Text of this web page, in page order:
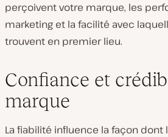
perçoivent votre marque, les
marketing et la facilité avec
trouvent en premier lieu.
Confiance et
marque
La fiabilité influence la façon dont